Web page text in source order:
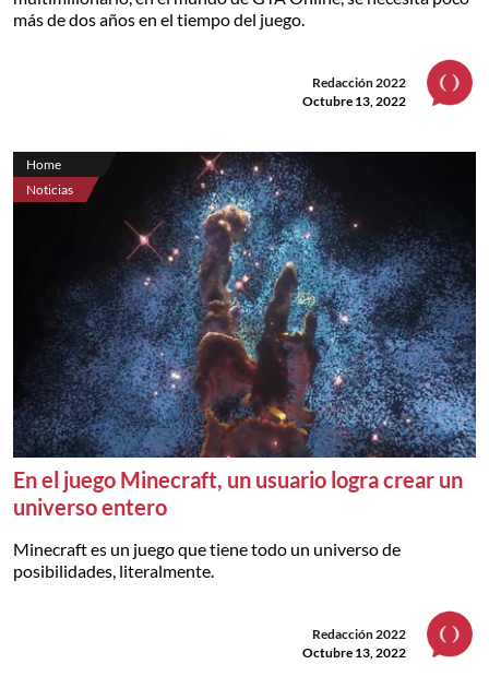
más de dos años en el tiempo del juego.
Redacción 2022
Octubre 13, 2022
Home
Noticias
En el juego Minecraft, un usuario logra crear un
universo entero
Minecraft es un juego que tiene todo un universo de
posibilidades, literalmente.
Redacción 2022
Octubre 13, 2022